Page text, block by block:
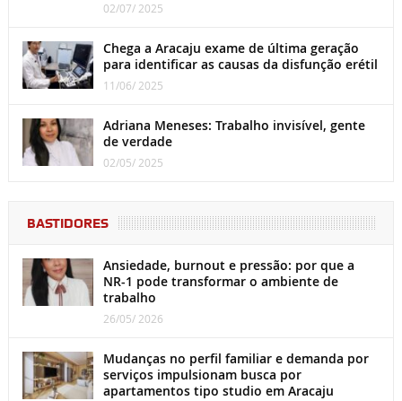
02/07/ 2025
Chega a Aracaju exame de última geração
para identificar as causas da disfunção erétil
11/06/ 2025
Adriana Meneses: Trabalho invisível, gente
de verdade
02/05/ 2025
BASTIDORES
Ansiedade, burnout e pressão: por que a
NR-1 pode transformar o ambiente de
trabalho
26/05/ 2026
Mudanças no perfil familiar e demanda por
serviços impulsionam busca por
apartamentos tipo studio em Aracaju